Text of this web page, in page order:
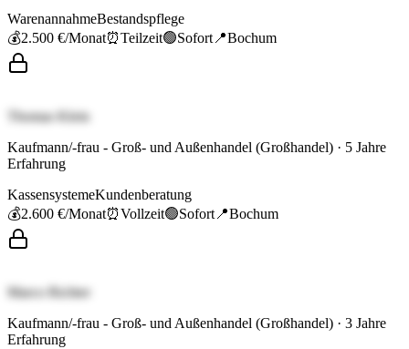
WarenannahmeBestandspflege
💰2.500 €/Monat⏰Teilzeit🟢Sofort 📍Bochum
Thomas Klein
Kaufmann/-frau - Groß- und Außenhandel (Großhandel) · 5 Jahre
Erfahrung
KassensystemeKundenberatung
💰2.600 €/Monat⏰Vollzeit🟢Sofort 📍Bochum
Marco Richter
Kaufmann/-frau - Groß- und Außenhandel (Großhandel) · 3 Jahre
Erfahrung